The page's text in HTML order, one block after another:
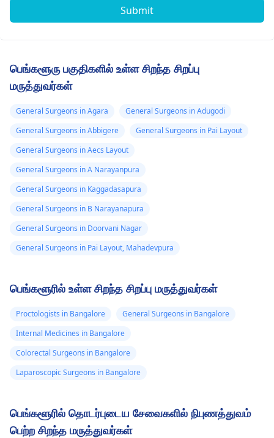
Submit
பெங்களூரு பகுதிகளில் உள்ள சிறந்த சிறப்பு
மருத்துவர்கள்
General Surgeons in Agara
General Surgeons in Adugodi
General Surgeons in Abbigere
General Surgeons in Pai Layout
General Surgeons in Aecs Layout
General Surgeons in A Narayanpura
General Surgeons in Kaggadasapura
General Surgeons in B Narayanapura
General Surgeons in Doorvani Nagar
General Surgeons in Pai Layout, Mahadevpura
பெங்களூரில் உள்ள சிறந்த சிறப்பு மருத்துவர்கள்
Proctologists in Bangalore
General Surgeons in Bangalore
Internal Medicines in Bangalore
Colorectal Surgeons in Bangalore
Laparoscopic Surgeons in Bangalore
பெங்களூரில் தொடர்புடைய சேவைகளில் நிபுணத்துவம்
பெற்ற சிறந்த மருத்துவர்கள்